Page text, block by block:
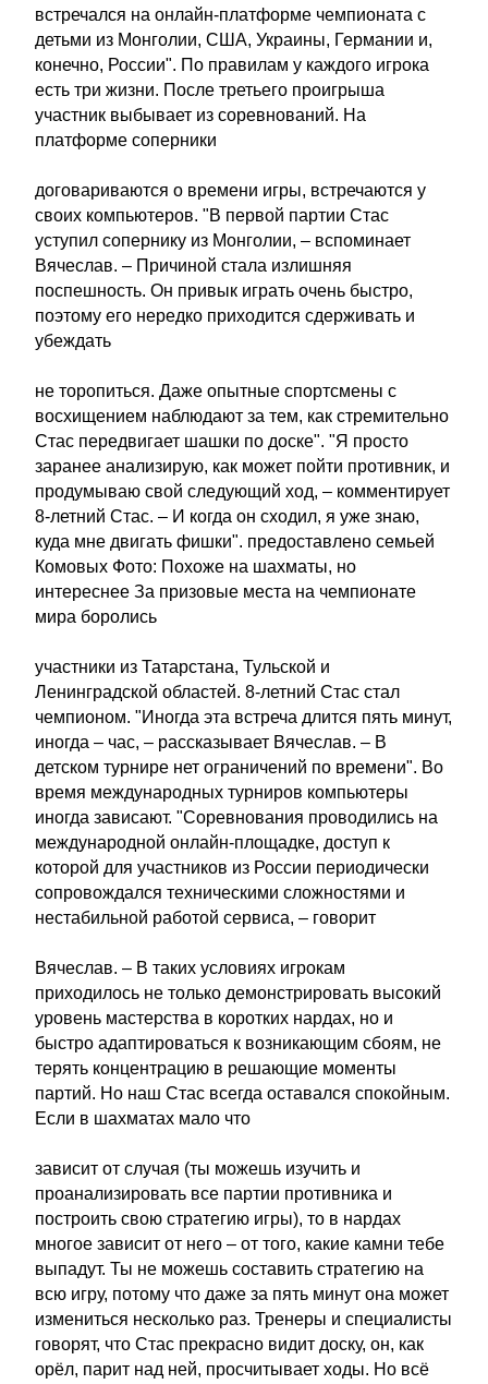
встречался на онлайн-платформе чемпионата с
детьми из Монголии, США, Украины, Германии и,
конечно, России". По правилам у каждого игрока
есть три жизни. После третьего проигрыша
участник выбывает из соревнований. На
платформе соперники
договариваются о времени игры, встречаются у
своих компьютеров. "В первой партии Стас
уступил сопернику из Монголии, – вспоминает
Вячеслав. – Причиной стала излишняя
поспешность. Он привык играть очень быстро,
поэтому его нередко приходится сдерживать и
убеждать
не торопиться. Даже опытные спортсмены с
восхищением наблюдают за тем, как стремительно
Стас передвигает шашки по доске". "Я просто
заранее анализирую, как может пойти противник, и
продумываю свой следующий ход, – комментирует
8-летний Стас. – И когда он сходил, я уже знаю,
куда мне двигать фишки". предоставлено семьей
Комовых Фото: Похоже на шахматы, но
интереснее За призовые места на чемпионате
мира боролись
участники из Татарстана, Тульской и
Ленинградской областей. 8-летний Стас стал
чемпионом. "Иногда эта встреча длится пять минут,
иногда – час, – рассказывает Вячеслав. – В
детском турнире нет ограничений по времени". Во
время международных турниров компьютеры
иногда зависают. "Соревнования проводились на
международной онлайн-площадке, доступ к
которой для участников из России периодически
сопровождался техническими сложностями и
нестабильной работой сервиса, – говорит
Вячеслав. – В таких условиях игрокам
приходилось не только демонстрировать высокий
уровень мастерства в коротких нардах, но и
быстро адаптироваться к возникающим сбоям, не
терять концентрацию в решающие моменты
партий. Но наш Стас всегда оставался спокойным.
Если в шахматах мало что
зависит от случая (ты можешь изучить и
проанализировать все партии противника и
построить свою стратегию игры), то в нардах
многое зависит от него – от того, какие камни тебе
выпадут. Ты не можешь составить стратегию на
всю игру, потому что даже за пять минут она может
измениться несколько раз. Тренеры и специалисты
говорят, что Стас прекрасно видит доску, он, как
орёл, парит над ней, просчитывает ходы. Но всё